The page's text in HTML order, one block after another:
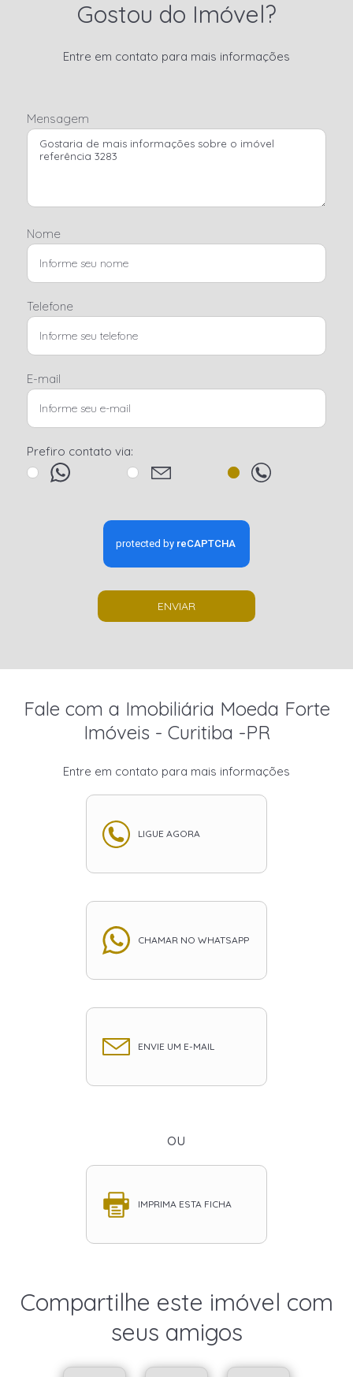
Gostou do Imóvel?
Entre em contato para mais informações
Mensagem
Nome
Telefone
E-mail
Prefiro contato via:
ENVIAR
Fale com a Imobiliária Moeda Forte
Imóveis - Curitiba -PR
Entre em contato para mais informações
LIGUE AGORA
CHAMAR NO WHATSAPP
ENVIE UM E-MAIL
ou
IMPRIMA ESTA FICHA
Compartilhe este imóvel com
seus amigos